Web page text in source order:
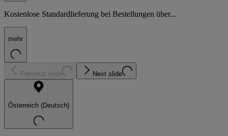
Kostenlose Standardlieferung bei Bestellungen über...
mehr
Previous slide Next slide
Österreich (Deutsch)